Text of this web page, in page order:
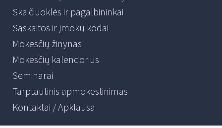
Skaičiuoklės ir pagalbininkai
Sąskaitos ir įmokų kodai
Mokesčių žinynas
Mokesčių kalendorius
Seminarai
Tarptautinis apmokestinimas
Kontaktai / Apklausa